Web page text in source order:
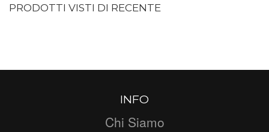
PRODOTTI VISTI DI RECENTE
INFO
Chi Siamo